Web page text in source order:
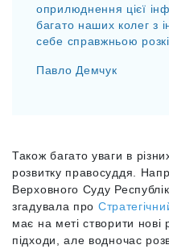
оприлюднення цієї
багато наших колег з
себе справжньою
Павло Демчук
Також багато уваги в
розвитку правосуддя.
Верховного Суду
згадувала про
має на меті створити нові
підходи, але водночас